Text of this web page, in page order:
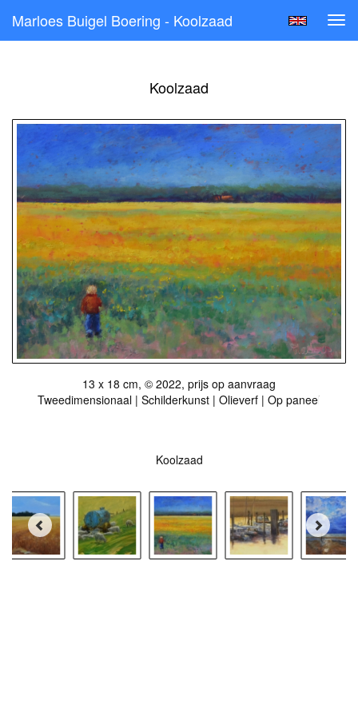
Marloes Buigel Boering - Koolzaad
Koolzaad
13 x 18 cm, © 2022, prijs op aanvraag
Tweedimensionaal | Schilderkunst | Olieverf | Op paneel
Koolzaad